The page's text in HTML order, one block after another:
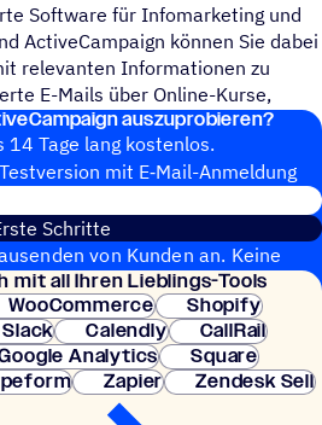
Software für Infomarketing und
ActiveCampaign können Sie dabei
relevanten Informationen zu
E-Mails über Online-Kurse,
Inhalte zu versenden.
auszuprobieren?
14 Tage lang kostenlos.
mit E‑Mail-Anmel­dung
Schritte
von Kunden an. Keine
Sofortige Einrichtung.
mit all Ihren Lieblings-Tools
WooCommerce
Shopify
Slack Calendly
CallRail
Analytics
Square
Zapier Zendesk Sell